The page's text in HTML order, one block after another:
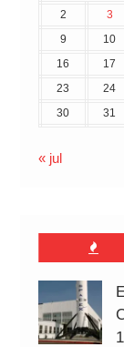
2
3
9
10
16
17
23
24
30
31
« jul